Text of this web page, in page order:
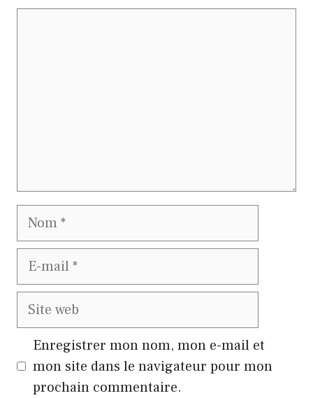
Nom
E-
Site
Enregistrer mon nom, mon e-mail et
mon site dans le navigateur pour mon
prochain commentaire.